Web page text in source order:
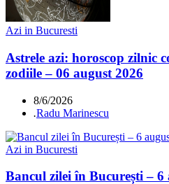
Azi in Bucuresti
Astrele azi: horoscop zilnic
zodiile – 06 august 2026
8/6/2026
.Radu Marinescu
Azi in Bucuresti
Bancul zilei în București – 6